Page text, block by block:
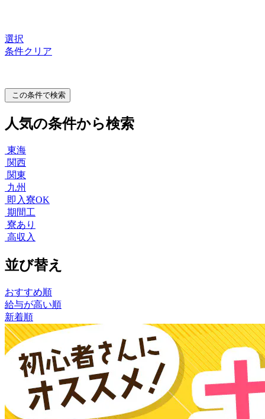
選択
条件クリア
この条件で検索
人気の条件から検索
東海
関西
関東
九州
即入寮OK
期間工
寮あり
高収入
並び替え
おすすめ順
給与が高い順
新着順